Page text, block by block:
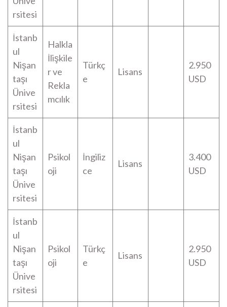
rsitesi
İstanb
ul
Nişan
taşı
Ünive
rsitesi
Halkla
İlişkile
r ve
Rekla
mcılık
Türkç
e
Lisans
2.950
USD
İstanb
ul
Nişan
taşı
Ünive
rsitesi
Psikol
oji
İngiliz
ce
Lisans
3.400
USD
İstanb
ul
Nişan
taşı
Ünive
rsitesi
Psikol
oji
Türkç
e
Lisans
2.950
USD